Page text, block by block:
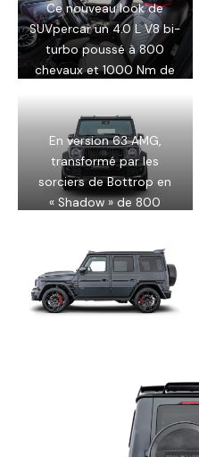
Ce nouveau look de
SUVpercar un 4.0 L V8 bi-
turbo poussé à800
chevauxet 1000 Nm de
En version 63 AMG,
transformé par les
sorciers de Bottrop en
« Shadow » de 800